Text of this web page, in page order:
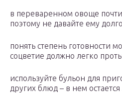
в переваренном овоще
поэтому не давайте ему
понять степень готовности
соцветие должно легко
используйте бульон для
других блюд – в нем